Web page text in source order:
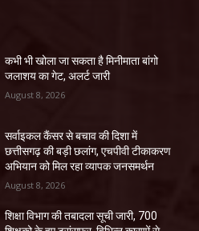
कभी भी खोला जा सकता है मिनीमाता बांगो
जलाशय का गेट, अलर्ट जारी
August 8, 2026
सर्वाइकल कैंसर से बचाव की दिशा में
छत्तीसगढ़ की बड़ी छलांग, एचपीवी टीकाकरण
अभियान को मिल रहा व्यापक जनसमर्थन
August 8, 2026
शिक्षा विभाग की तबादला सूची जारी, 700